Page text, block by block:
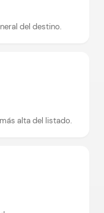
del destino.
alta del listado.